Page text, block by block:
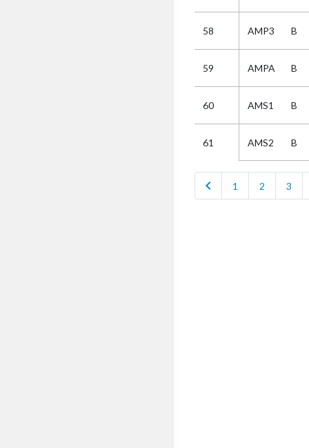
58 AMP3 B
59 AMPA B
60 AMS1 B
61 AMS2 B
chevron_left 1 2 3